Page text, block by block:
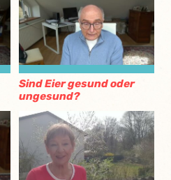
Sind Eier gesund oder
ungesund?